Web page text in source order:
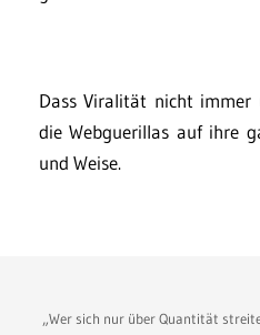
Dass Viralität nicht
die Webguerillas auf ihre
und Weise.
„Wer sich nur über Quantität